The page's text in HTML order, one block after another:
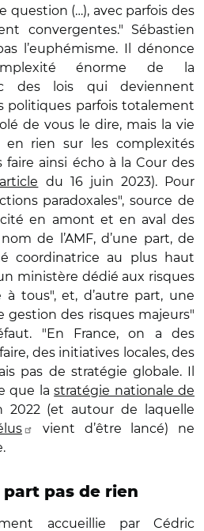
question (…), avec parfois des
convergentes." Sébastien
l’euphémisme. Il dénonce
énorme de la
des lois qui deviennent
politiques parfois totalement
de vous le dire, mais la vie
en rien sur les complexités
faire ainsi écho à la Cour des
du 16 juin 2023). Pour
paradoxales", source de
en amont et en aval des
de l’AMF, d’une part, de
coordinatrice au plus haut
ministère dédié aux risques
à tous", et, d’autre part, une
gestion des risques majeurs"
"En France, on a des
des initiatives locales, des
pas de stratégie globale. Il
que lastratégie nationale de
2022 (et autour de laquelle
vient d’être lancé) ne
pas de rien
accueillie par Cédric